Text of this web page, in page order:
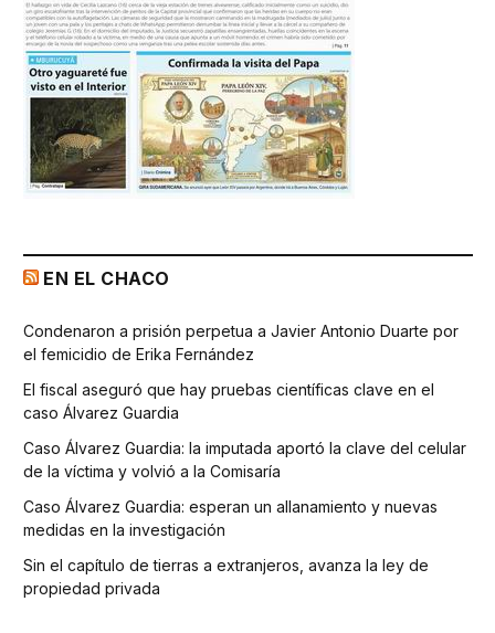
EN EL CHACO
Condenaron a prisión perpetua a Javier Antonio Duarte por
el femicidio de Erika Fernández
El fiscal aseguró que hay pruebas científicas clave en el
caso Álvarez Guardia
Caso Álvarez Guardia: la imputada aportó la clave del celular
de la víctima y volvió a la Comisaría
Caso Álvarez Guardia: esperan un allanamiento y nuevas
medidas en la investigación
Sin el capítulo de tierras a extranjeros, avanza la ley de
propiedad privada